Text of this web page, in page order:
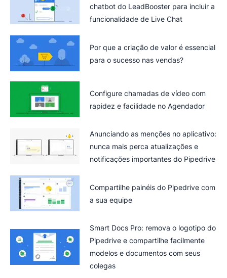
chatbot do LeadBooster para incluir a
funcionalidade de Live Chat
Por que a criação de valor é essencial
para o sucesso nas vendas?
Configure chamadas de vídeo com
rapidez e facilidade no Agendador
Anunciando as menções no aplicativo:
nunca mais perca atualizações e
notificações importantes do Pipedrive
Compartilhe painéis do Pipedrive com
a sua equipe
Smart Docs Pro: remova o logotipo do
Pipedrive e compartilhe facilmente
modelos e documentos com seus
colegas